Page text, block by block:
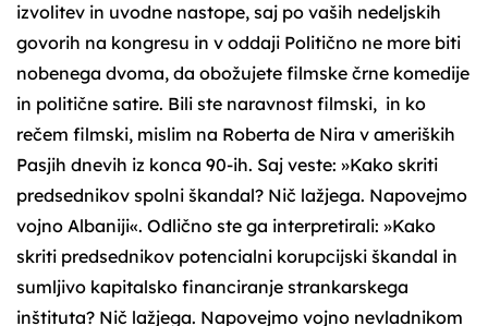
izvolitev in uvodne nastope, saj po vaših nedeljskih
govorih na kongresu in v oddaji Politično ne more biti
nobenega dvoma, da obožujete filmske črne komedije
in politične satire. Bili ste naravnost filmski, in ko
rečem filmski, mislim na Roberta de Nira v ameriških
Pasjih dnevih iz konca 90-ih. Saj veste: »Kako skriti
predsednikov spolni škandal? Nič lažjega. Napovejmo
vojno Albaniji«. Odlično ste ga interpretirali: »Kako
skriti predsednikov potencialni korupcijski škandal in
sumljivo kapitalsko financiranje strankarskega
inštituta? Nič lažjega. Napovejmo vojno nevladnikom